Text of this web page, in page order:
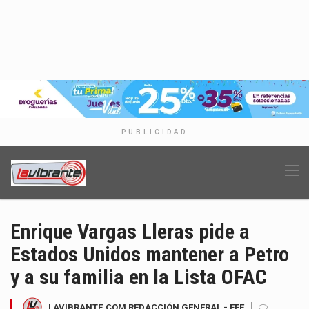
PUBLICIDAD
Enrique Vargas Lleras pide a
Estados Unidos mantener a Petro
y a su familia en la Lista OFAC